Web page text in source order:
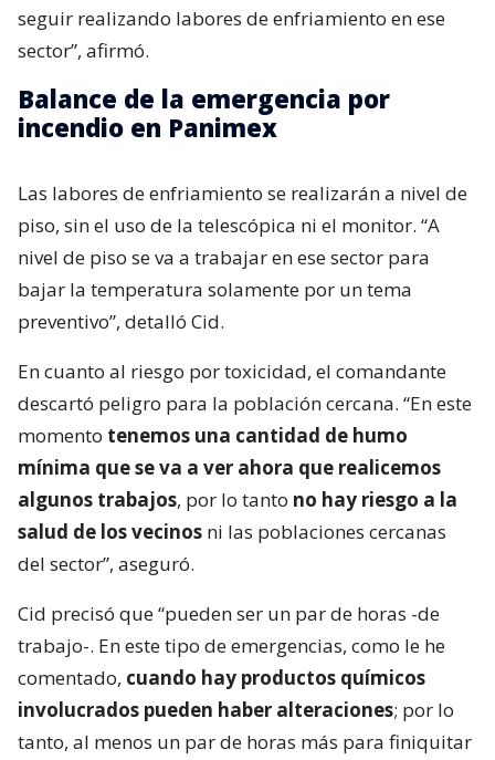
seguir realizando labores de enfriamiento en ese
sector”, afirmó.
Balance de la emergencia por
incendio en Panimex
Las labores de enfriamiento se realizarán a nivel de
piso, sin el uso de la telescópica ni el monitor. “A
nivel de piso se va a trabajar en ese sector para
bajar la temperatura solamente por un tema
preventivo”, detalló Cid.
En cuanto al riesgo por toxicidad, el comandante
descartó peligro para la población cercana. “En este
momento tenemos una cantidad de humo
mínima que se va a ver ahora que realicemos
algunos trabajos, por lo tanto no hay riesgo a la
salud de los vecinos ni las poblaciones cercanas
del sector”, aseguró.
Cid precisó que “pueden ser un par de horas -de
trabajo-. En este tipo de emergencias, como le he
comentado, cuando hay productos químicos
involucrados pueden haber alteraciones; por lo
tanto, al menos un par de horas más para finiquitar